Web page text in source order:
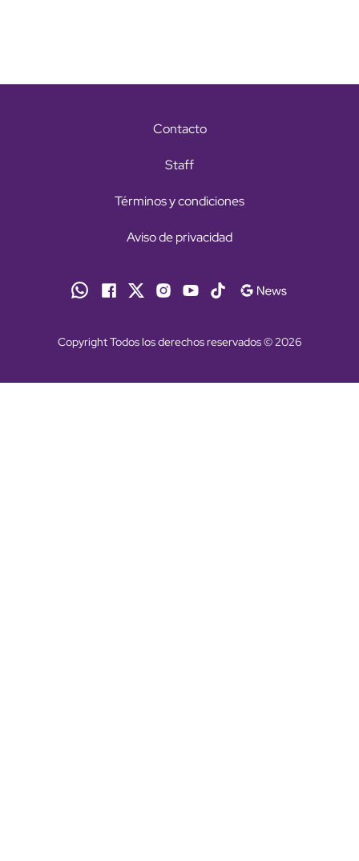
Contacto
Staff
Términos y condiciones
Aviso de privacidad
Copyright Todos los derechos reservados © 2026